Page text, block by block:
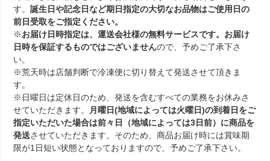
す。誕生日や記念日など期日指定の大切なお品物はご使用日の
前日受取をご指定ください。
※お届け日時指定は、運送会社様の無料サービスです。お届け
日時を保証するものではございませんので、予めご了承下さ
い。
※荒天時は店舗判断で冷凍便に切り替えて発送させて頂きま
す。
※日曜日は定休日のため、発送を含むすべての業務をお休みさ
せていただきます。
月曜日(地域によっては火曜日)の到着日をご
指定いただいた場合は前々日（地域によっては3日前）に商品を
発送させていただきます。そのため、商品お届け時には賞味期
限が1日短い状態となっておりますので、予めご了承下さい。